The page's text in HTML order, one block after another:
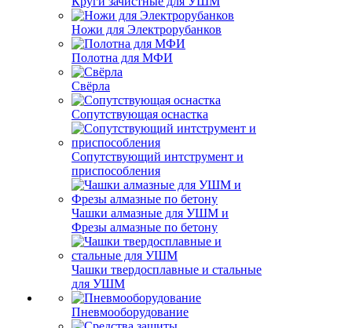
Ножи для Электрорубанков
Полотна для МФИ
Свёрла
Сопутствующая оснастка
Сопутствующий интструмент и
приспособления
Чашки алмазные для УШМ и
Фрезы алмазные по бетону
Чашки твердосплавные и стальные
для УШМ
Пневмооборудование